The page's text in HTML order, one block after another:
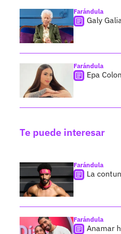
Farándula
Galy
Farándula
Epa
Te puede interesar
Farándula
La
Farándula
Anamar